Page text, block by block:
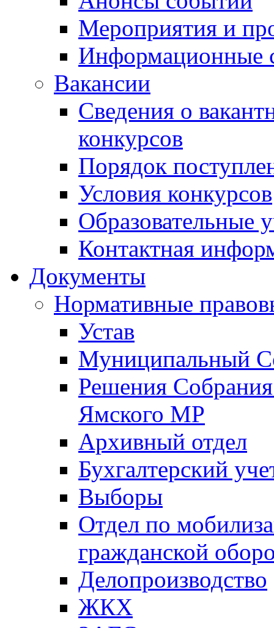
Мероприятия и
Информационные
Вакансии
Сведения о
конкурсов
Порядок
Условия конкурсов
Образовательные
Контактная
Документы
Нормативные
Устав
Муниципальный
Решения
Ямского МР
Архивный отдел
Бухгалтерский
Выборы
Отдел по
гражданской
Делопроизводство
ЖКХ